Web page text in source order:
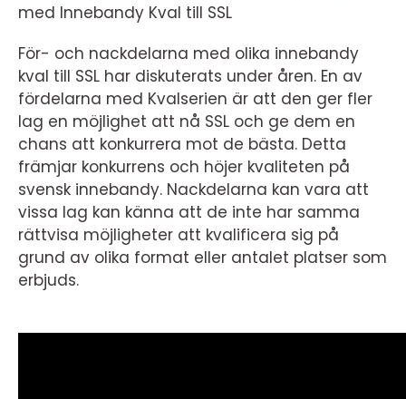
med Innebandy Kval till SSL
För- och nackdelarna med olika innebandy
kval till SSL har diskuterats under åren. En av
fördelarna med Kvalserien är att den ger fler
lag en möjlighet att nå SSL och ge dem en
chans att konkurrera mot de bästa. Detta
främjar konkurrens och höjer kvaliteten på
svensk innebandy. Nackdelarna kan vara att
vissa lag kan känna att de inte har samma
rättvisa möjligheter att kvalificera sig på
grund av olika format eller antalet platser som
erbjuds.